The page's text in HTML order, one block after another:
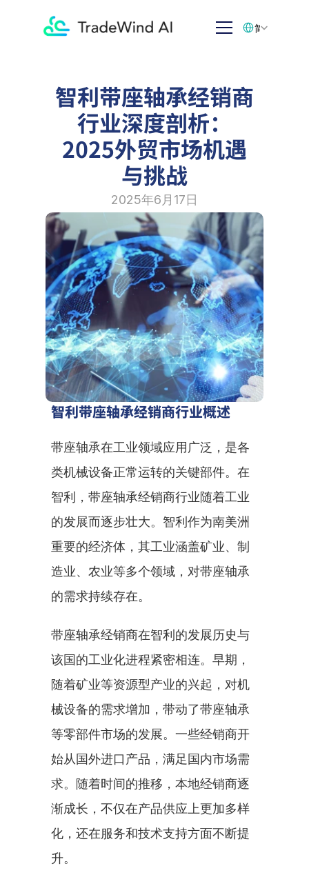
智利带座轴承经销商
行业深度剖析：
2025外贸市场机遇
与挑战
2025年6月17日
智利带座轴承经销商行业概述
带座轴承在工业领域应用广泛，是各
类机械设备正常运转的关键部件。在
智利，带座轴承经销商行业随着工业
的发展而逐步壮大。智利作为南美洲
重要的经济体，其工业涵盖矿业、制
造业、农业等多个领域，对带座轴承
的需求持续存在。
带座轴承经销商在智利的发展历史与
该国的工业化进程紧密相连。早期，
随着矿业等资源型产业的兴起，对机
械设备的需求增加，带动了带座轴承
等零部件市场的发展。一些经销商开
始从国外进口产品，满足国内市场需
求。随着时间的推移，本地经销商逐
渐成长，不仅在产品供应上更加多样
化，还在服务和技术支持方面不断提
升。
简体中文